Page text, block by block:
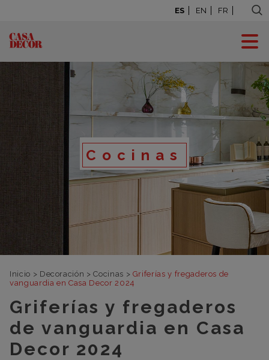
ES EN FR
Cocinas
Inicio > Decoración >Cocinas > Griferías y fregaderos de
vanguardia en Casa Decor 2024
Griferías y fregaderos
de vanguardia en Casa
Decor 2024